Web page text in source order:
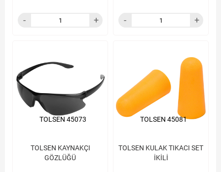
TOLSEN KAYNAKÇI
GÖZLÜĞÜ
TOLSEN 45073
TOLSEN KULAK TIKACI SET
İKİLİ
TOLSEN 45081